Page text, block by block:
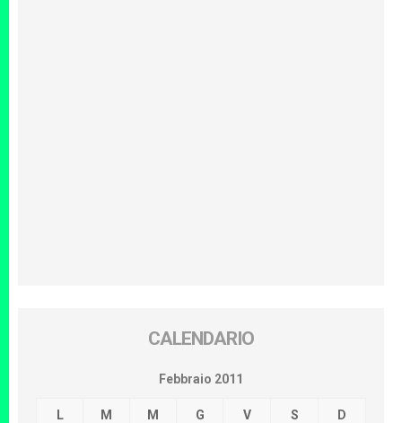
CALENDARIO
Febbraio 2011
L M M G V S D